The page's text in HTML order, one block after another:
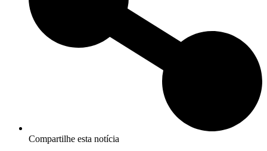
Compartilhe esta notícia